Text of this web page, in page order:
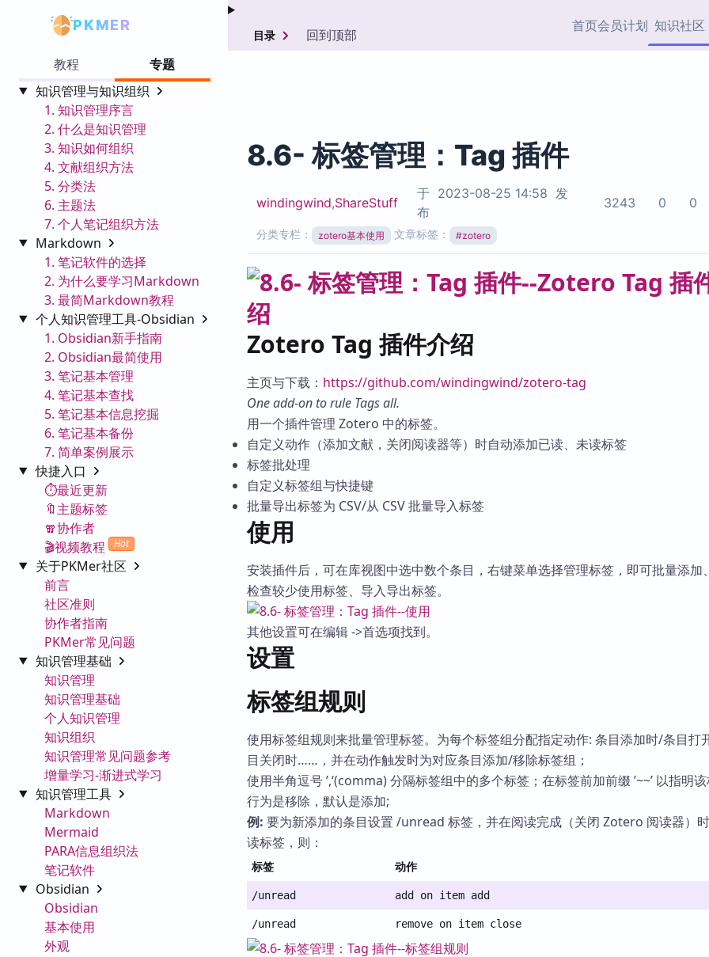
PKMER 首页会员计划 知识社区
Obsidian 核心插
载
加速访问 Obsidian 官方
Zotero 插件资源与加速
服务
各
面
教程
专题
知识管理与知识组织
1. 知识管理序言
2. 什么是知识管理
3. 知识如何组织
4. 文献组织方法
5. 分类法
6. 主题法
7. 个人笔记组织方法
Markdown
1. 笔记软件的选择
2. 为什么要学习Markdown
3. 最简Markdown教程
个人知识管理工具-Obsidian
1. Obsidian新手指南
2. Obsidian最简使用
3. 笔记基本管理
4. 笔记基本查找
5. 笔记基本信息挖掘
6. 笔记基本备份
7. 简单案例展示
快捷入口
⏱️最近更新
🔖主题标签
🧣协作者
🎬视频教程
Hot
关于PKMer社区
前言
社区准则
协作者指南
PKMer常见问题
知识管理基础
知识管理
知识管理基础
个人知识管理
知识组织
知识管理常见问题参考
增量学习-渐进式学习
知识管理工具
Markdown
Mermaid
PARA信息组织法
笔记软件
Obsidian
Obsidian
基本使用
外观
目录 回到顶部
8.6- 标签管理：Tag 插件
windingwind,ShareStuff
于 2023-08-25 14:58 发
布
3243 0 0
分类专栏： zotero基本使用 文章标签： #zotero
Zotero Tag 插件介绍
主页与下载： https://github.com/windingwind/zotero-tag
One add-on to rule Tags all.
用一个插件管理 Zotero 中的标签。
自定义动作（添加文献，关闭阅读器等）时自动添加已读、未读标签
标签批处理
自定义标签组与快捷键
批量导出标签为 CSV/从 CSV 批量导入标签
使用
安装插件后，可在库视图中选中数个条目，右键菜单选择管理标签，即可批量添加
检查较少使用标签、导入导出标签。
其他设置可在编辑 ->首选项找到。
设置
标签组规则
使用标签组规则来批量管理标签。为每个标签组分配指定动作: 条目添加时/条目打
目关闭时……，并在动作触发时为对应条目添加/移除标签组；
使用半角逗号 ’,‘(comma) 分隔标签组中的多个标签；在标签前加前缀 ’~~’ 以指明
行为是移除，默认是添加;
例: 要为新添加的条目设置 /unread 标签，并在阅读完成（关闭 Zotero 阅读器）
读标签，则：
标签 动作
/unread add on item add
/unread remove on item close